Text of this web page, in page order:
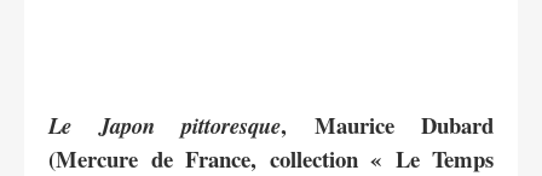
Le Japon pittoresque, Maurice Dubard
(Mercure de France, collection « Le Temps